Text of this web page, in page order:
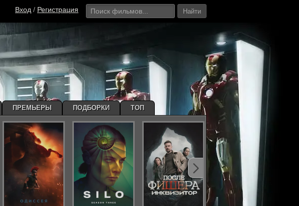
Вход / Регистрация Найти
ПРЕМЬЕРЫ ПОДБОРКИ ТОП